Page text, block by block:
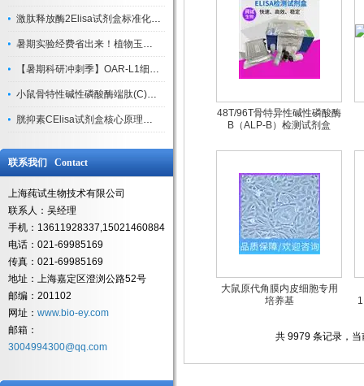
激肽释放酶2Elisa试剂盒标准化实验操作与质控体系解析
暑期实验经费省出来！植物玉米索核苷（ZR ）elisa酶联免疫试剂盒
【暑期科研冲刺季】OAR-L1细胞专用培养基特惠，助力实验高效突破
小鼠骨特性碱性磷酸酶端肽(C)elisa试剂盒大促，骨科研人速囤
胱抑素CElisa试剂盒核心原理、产品特性与全流程操作规范详解
联系我们 Contact
上海莼试生物技术有限公司
联系人：吴经理
手机：13611928337,15021460884
电话：021-69985169
传真：021-69985169
地址：上海嘉定区澄浏公路52号
邮编：201102
网址： www.bio-ey.com
邮箱：
3004994300@qq.com
48T/96T骨特异性碱性磷酸酶
B（ALP-B）检测试剂盒
大鼠原代角膜内皮细胞专用
培养基
共 9979 条记录，